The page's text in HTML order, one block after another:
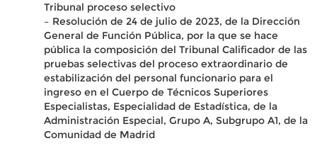
Tribunal proceso selectivo
– Resolución de 24 de julio de 2023, de la Dirección
General de Función Pública, por la que se hace
pública la composición del Tribunal Calificador de las
pruebas selectivas del proceso extraordinario de
estabilización del personal funcionario para el
ingreso en el Cuerpo de Técnicos Superiores
Especialistas, Especialidad de Estadística, de la
Administración Especial, Grupo A, Subgrupo A1, de la
Comunidad de Madrid